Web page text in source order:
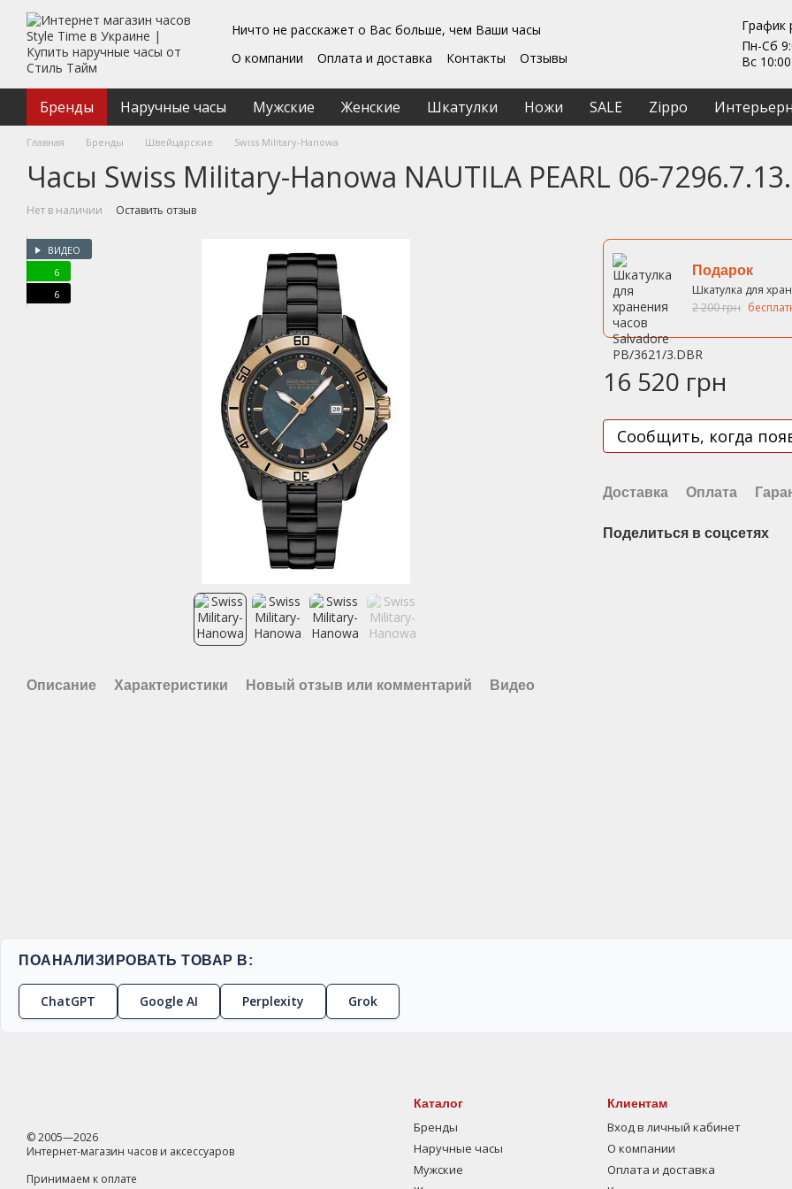
Перейти к основному контенту
Ничто не расскажет о Вас больше, чем Ваши часы
О компании
Оплата и доставка Контакты
Отзывы
Пользовательское соглашение
График
Пн-Сб
Вс
Бренды Наручные часы Мужские Женские Шкатулки Ножи SALE Zippo
Главная Бренды Швейцарские Swiss Military-Hanowa
Часы Swiss Military-Hanowa NAUTILA PEARL 06-
Нет в наличии Оставить отзыв
ВИДЕО
6
6
Описание Характеристики Новый отзыв или комментарий Видео
Подарок
Шкатулка для
2 200 грн
16 520 грн
Сообщить, когда
Доставка Оплата
Поделиться в соцсетях
ПОАНАЛИЗИРОВАТЬ ТОВАР В:
ChatGPT Google AI Perplexity Grok
© 2005—2026
Интернет-магазин часов и аксессуаров
Принимаем к оплате
Каталог
Бренды
Наручные часы
Мужские
Клиентам
Вход в личный кабинет
О компании
Оплата и доставка